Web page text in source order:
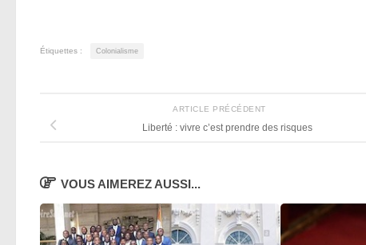
Étiquettes : Colonialisme
ARTICLE PRÉCÉDENT
Liberté : vivre c’est prendre des risques
VOUS AIMEREZ AUSSI...